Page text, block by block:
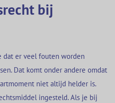
bij
dat er veel fouten worden
Dat komt onder andere omdat
niet altijd helder is.
ingesteld. Als je bij